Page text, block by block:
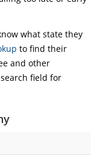
what state they
to find their
and other
field for